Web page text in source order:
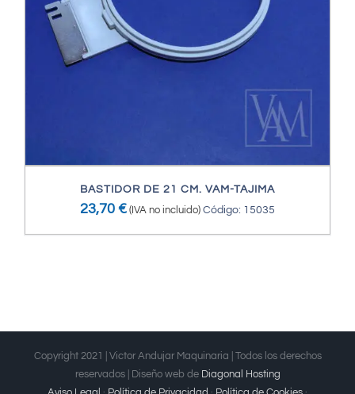
BASTIDOR DE 21 CM. VAM-TAJIMA
23,70 € (IVA no incluido) Código: 15035
Copyright 2021 | Victor Andujar Maquinaria | Todos los derechos
reservados | Diseño web de Diagonal Hosting